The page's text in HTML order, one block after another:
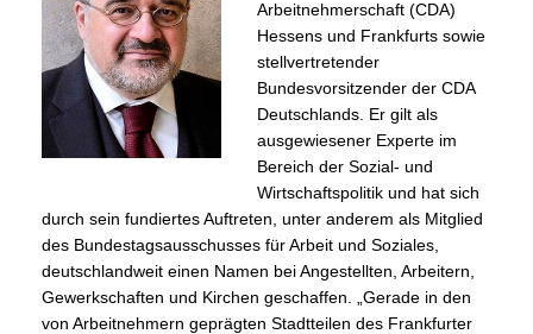
Arbeitnehmerschaft (CDA)
Hessens und Frankfurts sowie
stellvertretender
Bundesvorsitzender der CDA
Deutschlands. Er gilt als
ausgewiesener Experte im
Bereich der Sozial- und
Wirtschaftspolitik und hat sich
durch sein fundiertes Auftreten, unter anderem als Mitglied
des Bundestagsausschusses für Arbeit und Soziales,
deutschlandweit einen Namen bei Angestellten, Arbeitern,
Gewerkschaften und Kirchen geschaffen. „Gerade in den
von Arbeitnehmern geprägten Stadtteilen des Frankfurter